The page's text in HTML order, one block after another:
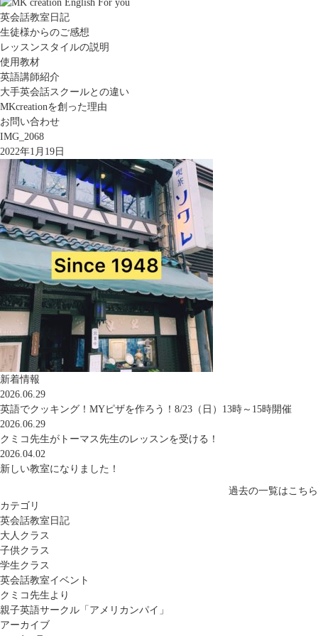
英会話教室日記
生徒様からのご感想
レッスンスタイルの説明
使用教材
英語講師紹介
大手英会話スクールとの違い
MKcreationを創った理由
お問い合わせ
IMG_2068
2022年1月19日
新着情報
2026.06.29
英語でクッキング！MYピザを作ろう！8/23（日）13時～15時開催
2026.06.29
クミコ先生がトーマス先生のレッスンを受ける！
2026.04.02
新しい教室になりました！
過去の一覧はこちら
カテゴリ
英会話教室日記
大人クラス
子供クラス
学生クラス
英会話教室イベント
クミコ先生より
親子英語サークル「アメリカンパイ」
アーカイブ